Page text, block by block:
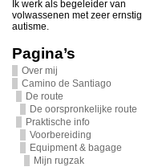
Ik werk als begeleider van
volwassenen met zeer ernstig
autisme.
Pagina’s
Over mij
Camino de Santiago
De route
De oorspronkelijke route
Praktische info
Voorbereiding
Equipment & bagage
Mijn rugzak